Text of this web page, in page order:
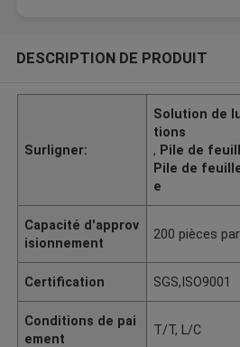
DESCRIPTION DE PRODUIT
Surligner:
Solution de
tions
, Pile de
Pile de
e
Capacité d'approv
isionnement
200 pièces
Certification SGS,ISO9001
Conditions de pai
ement
T/T, L/C